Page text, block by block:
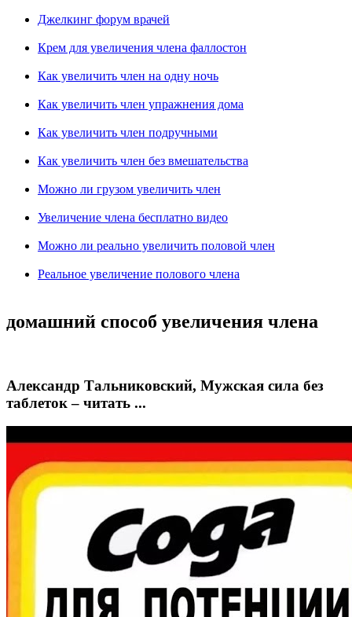
Джелкинг форум врачей
Крем для увеличения члена фаллостон
Как увеличить член на одну ночь
Как увеличить член упражнения дома
Как увеличить член подручными
Как увеличить член без вмешательства
Можно ли грузом увеличить член
Увеличение члена бесплатно видео
Можно ли реально увеличить половой член
Реальное увеличение полового члена
домашний способ увеличения члена
Александр Тальниковский, Мужская сила без
таблеток – читать ...